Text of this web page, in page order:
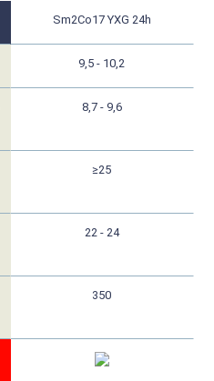
Sm2Co17 YXG 24h
9,5 - 10,2
8,7 - 9,6
≥25
22 - 24
350